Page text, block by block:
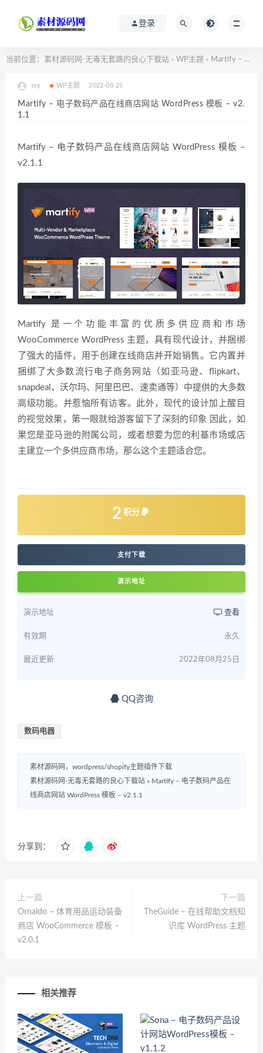
登录
当前位置： 素材源码网-无毒无套路的良心下载站 > WP主题 > Martify – 电子数码产品在线商店网站 WordPress 模板 – v2.1.1
scy WP主题 2022-08-25
Martify – 电子数码产品在线商店网站 WordPress 模板 – v2.
1.1
Martify – 电子数码产品在线商店网站 WordPress 模板 –
v2.1.1
Martify 是一个功能丰富的优质多供应商和市场
WooCommerce WordPress 主题，具有现代设计，并捆绑
了强大的插件，用于创建在线商店并开始销售。它内置并
捆绑了大多数流行电子商务网站（如亚马逊、flipkart、
snapdeal、沃尔玛、阿里巴巴、速卖通等）中提供的大多数
高级功能。并惹恼所有访客。此外，现代的设计加上醒目
的视觉效果，第一眼就给游客留下了深刻的印象 因此，如
果您是亚马逊的附属公司，或者想要为您的利基市场或店
主建立一个多供应商市场，那么这个主题适合您。
2 积分
支付下载
演示地址
演示地址 查看
有效期 永久
最近更新 2022年08月25日
QQ咨询
数码电器
素材源码网，wordpress/shopify主题插件下载
素材源码网-无毒无套路的良心下载站 » Martify – 电子数码产品在
线商店网站 WordPress 模板 – v2.1.1
分享到：
上一篇
Ornaldo – 体育用品运动装备
商店 WooCommerce 模板 –
v2.0.1
下一篇
TheGuide – 在线帮助文档知
识库 WordPress 主题
相关推荐